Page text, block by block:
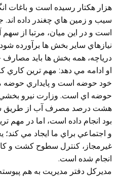
هزار هکتار رسيده است و باغات
سيب و زمين هاي چغندر داده
است و در اين ميان، مرتبا از
نيازهاي ساير بخش ها برآورده
درياچه، همه بخش ها بايد مصارف
او ادامه مي دهد: مهم ترين کاري
خود حوضه است و پايداري حوضه
حوضه اي است. وزارت نيرو بخشي
هشت درصد مصرف آب از طريق
بود انجام داده است، اما در
و اجتماعي براي ما ايجاد مي
غيرمجاز، کنترل سطوح کشت و
انجام شده است.
مديرکل دفتر مديريت به هم